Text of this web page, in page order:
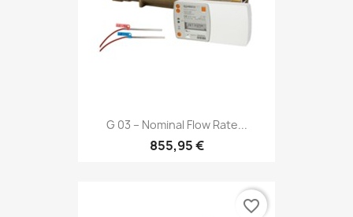
G 03 – Nominal Flow Rate...
855,95 €
favorite_border